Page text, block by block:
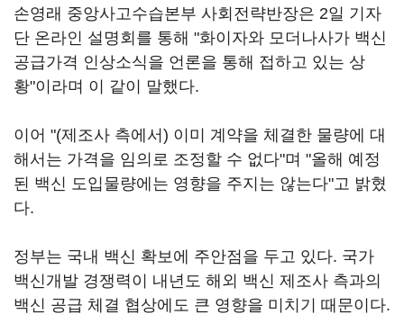
손영래 중앙사고수습본부 사회전략반장은 2일 기자
단 온라인 설명회를 통해 "화이자와 모더나사가 백신
공급가격 인상소식을 언론을 통해 접하고 있는 상
황"이라며 이 같이 말했다.
이어 "(제조사 측에서) 이미 계약을 체결한 물량에 대
해서는 가격을 임의로 조정할 수 없다"며 "올해 예정
된 백신 도입물량에는 영향을 주지는 않는다"고 밝혔
다.
정부는 국내 백신 확보에 주안점을 두고 있다. 국가
백신개발 경쟁력이 내년도 해외 백신 제조사 측과의
백신 공급 체결 협상에도 큰 영향을 미치기 때문이다.